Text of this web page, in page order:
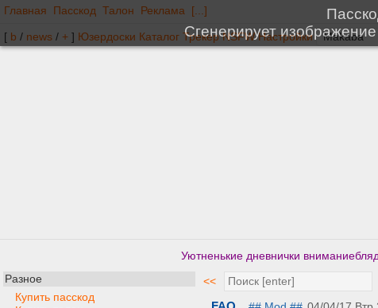
Главная Пасскод Талон Реклама [...]
[ b / news / + ] Юзердоски Каталог Трекер NSFW Настройки
Уютненькие дневнички
Разное
Купить пасскод
<<